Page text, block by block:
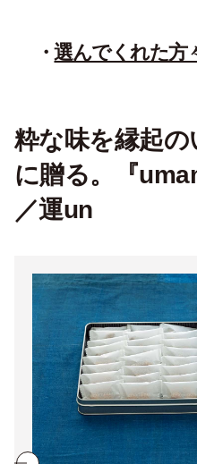
選んでくれた方
粋な味を縁起
に贈る。『
／運un